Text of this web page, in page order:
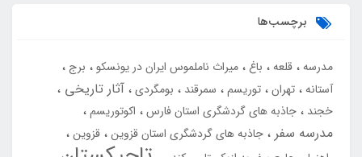
برچسب‌ها
مدرسه قلعه باغ میراث ناملموس ایران در یونسکو
برج
آستانه تهران توریسم سمرقند بومگردی آثار تاریخی
خجند جاذبه های گردشگری استان فارس اکوتوریسم
مدرسه سفر جاذبه های گردشگری استان قزوین قزوین